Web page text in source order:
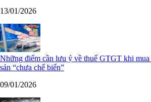
13/01/2026
Những điểm cần lưu ý về thuế GTGT khi
sản “chưa chế biến”
09/01/2026